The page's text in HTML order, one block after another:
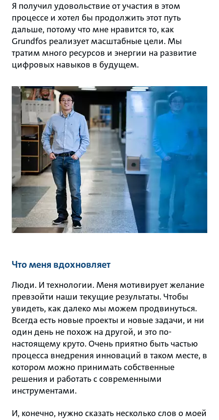
Я получил удовольствие от участия в этом
процессе и хотел бы продолжить этот путь
дальше, потому что мне нравится то, как
Grundfos реализует масштабные цели. Мы
тратим много ресурсов и энергии на развитие
цифровых навыков в будущем.
Что меня вдохновляет
Люди. И технологии. Меня мотивирует желание
превзойти наши текущие результаты. Чтобы
увидеть, как далеко мы можем продвинуться.
Всегда есть новые проекты и новые задачи, и ни
один день не похож на другой, и это по-
настоящему круто. Очень приятно быть частью
процесса внедрения инноваций в таком месте, в
котором можно принимать собственные
решения и работать с современными
инструментами.
И, конечно, нужно сказать несколько слов о моей